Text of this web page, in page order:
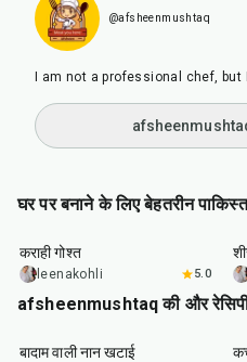
@afsheenmushtaq
I am not a professional chef, but
afsheenmushtaq
घर पर बनाने के लिए बेहतरीन
min
कराही गोश्त
leenakohli 5.0
afsheenmushtaq की और
बादाम वाली नान खटाई